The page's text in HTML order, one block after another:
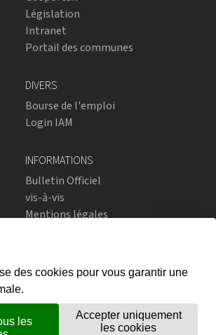
Législation
Intranet
Portail des communes
DIVERS
Bourse de l'emploi
Login IAM
INFORMATIONS
Bulletin Officiel
vis-à-vis
Mentions légales
Instagram
flickr